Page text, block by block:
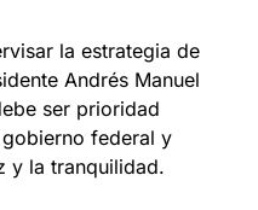
la estrategia de
Andrés Manuel
ser prioridad
federal y
y la tranquilidad.